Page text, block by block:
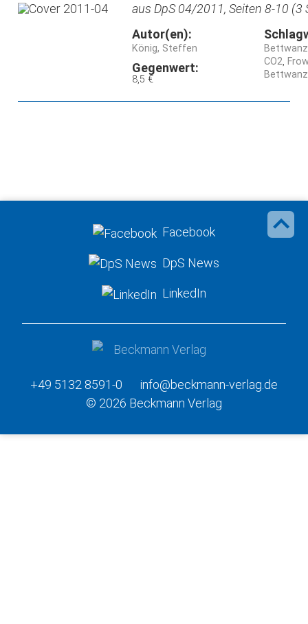
aus DpS 04/2011, Seiten 8-10 (3
Autor(en):
König, Steffen
Gegenwert:
8,5 €
CO2
Facebook
DpS News
LinkedIn
+49 5132 8591-0
info@beckmann-verlag.de
© 2026 Beckmann Verlag